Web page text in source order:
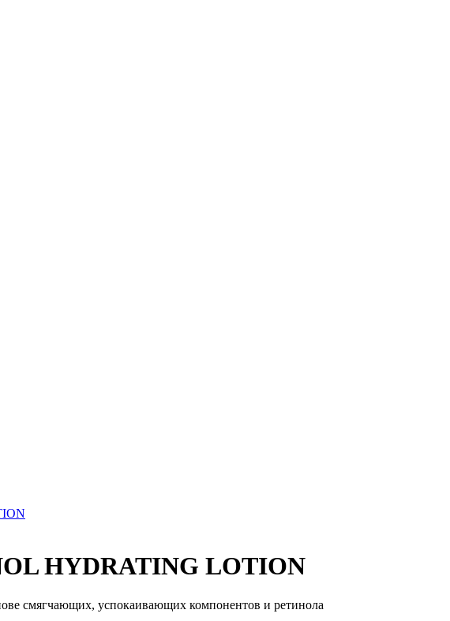
HYDRATING LOTION
смягчающих, успокаивающих компонентов и ретинола